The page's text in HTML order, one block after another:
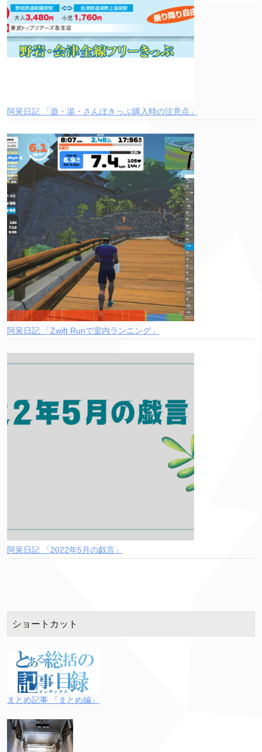
阿呆日記 「遊・湯・さんぽきっぷ購入時の注意点」
阿呆日記 「Zwift Runで室内ランニング」
阿呆日記 「2022年5月の戯言」
ショートカット
まとめ記事 『まとめ編』